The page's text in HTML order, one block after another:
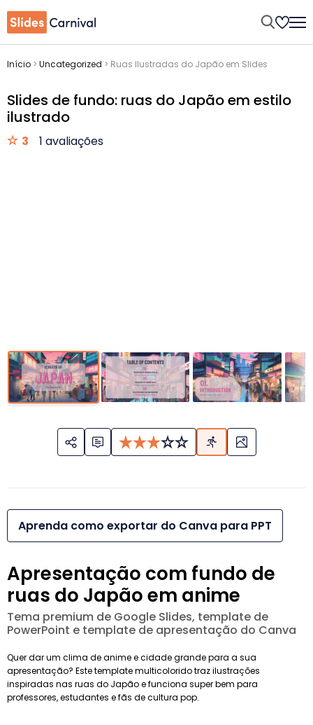
Início > Uncategorized > Ruas Ilustradas do Japão em Slides
Slides de fundo: ruas do Japão em estilo
ilustrado
3 1 avaliações
Aprenda como exportar do Canva para PPT
Apresentação com fundo de
ruas do Japão em anime
Tema premium de Google Slides, template de
PowerPoint e template de apresentação do Canva
Quer dar um clima de anime e cidade grande para a sua
apresentação? Este template multicolorido traz ilustrações
inspiradas nas ruas do Japão e funciona super bem para
professores, estudantes e fãs de cultura pop.